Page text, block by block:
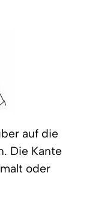
auf die
Die Kante
oder